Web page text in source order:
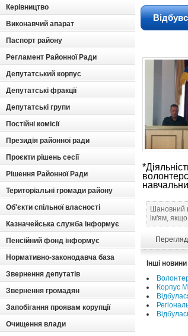
Керівництво
Виконавчий апарат
Паспорт району
Регламент Районної Ради
Депутатський корпус
Депутатські фракції
Депутатські групи
Постійні комісії
Президія районної ради
Проєкти рішень сесії
Рішення Районної Ради
Територіальні громади району
Об'єкти спільної власності
Казначейська служба інформує
Пенсійний фонд інформує
Нормативно-законодавча база
Звернення депутатів
Звернення громадян
Запобігання проявам корупції
Очищення влади
Шановний
ім'ям,
Інші
Корпус